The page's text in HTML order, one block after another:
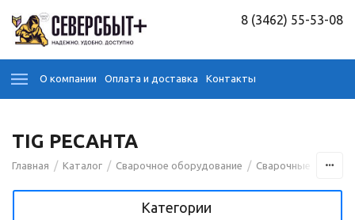
8 (3462) 55-53-08
О компании Оплата и доставка Контакты
TIG РЕСАНТА
Главная / Каталог / Сварочное оборудование / Сварочные
Категории